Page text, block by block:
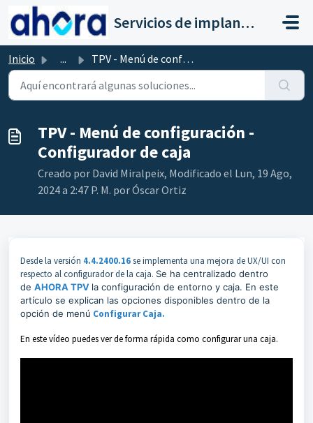
Saltar al contenido principal
Servicios de implantación a clientes de Ahora
Inicio ... TPV - Menú de configuración - Configurador de caja
TPV - Menú de configuración -
Configurador de caja
Creado por David Miralpeix, Modificado el Lun, 19 Ago,
2024 a 2:47 P. M. por Óscar Ortiz
Desde la versión 4.4.2400.16se implementa una mejora de UX/UI con
respecto al configurador de la caja. Se ha centralizado dentro
de AHORA TPV la configuración de entorno y caja. En este
artículo se explican las opciones disponibles dentro de la
opción de menú Configurar Caja.
En este vídeo puedes ver de forma rápida como configurar una caja.